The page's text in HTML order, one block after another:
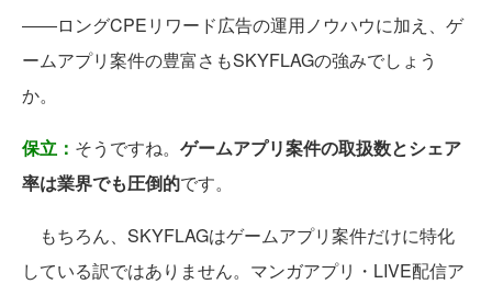
――ロングCPEリワード広告の運用ノウハウに加え、ゲ
ームアプリ案件の豊富さもSKYFLAGの強みでしょう
か。
保立： そうですね。 ゲームアプリ案件の取扱数とシェア
率は業界でも圧倒的です。
もちろん、SKYFLAGはゲームアプリ案件だけに特化
している訳ではありません。マンガアプリ・LIVE配信ア